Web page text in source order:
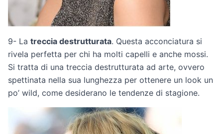
9- La treccia destrutturata. Questa acconciatura si
rivela perfetta per chi ha molti capelli e anche mossi.
Si tratta di una treccia destrutturata ad arte, ovvero
spettinata nella sua lunghezza per ottenere un look un
po’ wild, come desiderano le tendenze di stagione.